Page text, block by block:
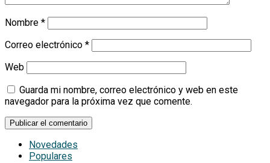
Nombre *
Correo electrónico *
Web
Guarda mi nombre, correo electrónico y web en este
navegador para la próxima vez que comente.
Novedades
Populares